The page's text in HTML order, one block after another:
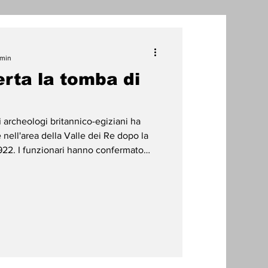
Storia
Umani
la tomba di
archeologi britannico-egiziani ha
della Valle dei Re dopo la
I funzionari hanno confermato